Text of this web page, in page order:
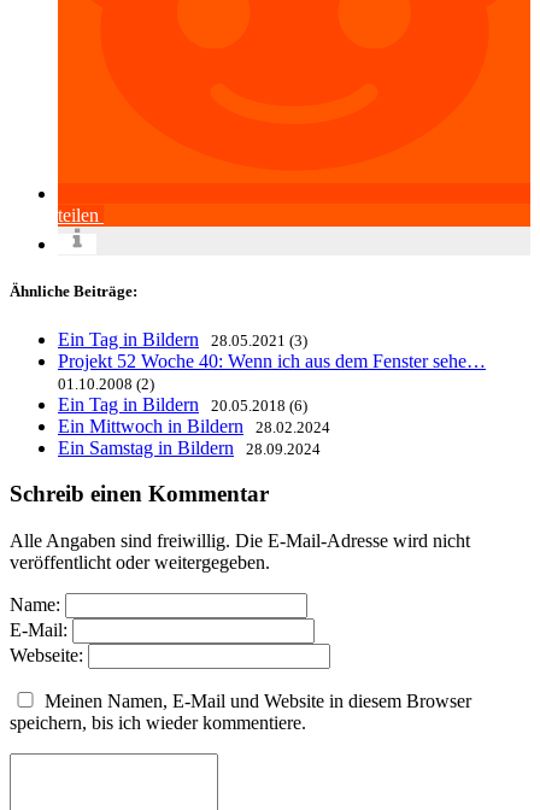
teilen
Ähnliche Beiträge:
Ein Tag in Bildern 28.05.2021 (3)
Projekt 52 Woche 40: Wenn ich aus dem Fenster sehe…
01.10.2008 (2)
Ein Tag in Bildern 20.05.2018 (6)
Ein Mittwoch in Bildern 28.02.2024
Ein Samstag in Bildern 28.09.2024
Schreib einen Kommentar
Alle Angaben sind freiwillig. Die E-Mail-Adresse wird nicht
veröffentlicht oder weitergegeben.
Name:
E-Mail:
Webseite:
Meinen Namen, E-Mail und Website in diesem Browser
speichern, bis ich wieder kommentiere.